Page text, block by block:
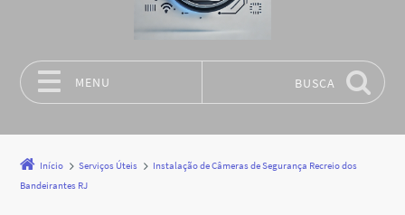
MENU BUSCA
Início Serviços Úteis
Instalação de Câmeras de Segurança Recreio dos
Bandeirantes RJ